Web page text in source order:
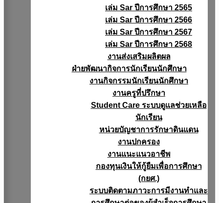
เล่ม Sar ปีการศึกษา 2565
เล่ม Sar ปีการศึกษา 2566
เล่ม Sar ปีการศึกษา 2567
เล่ม Sar ปีการศึกษา 2568
งานส่งเสริมผลิตผล
ฝ่ายพัฒนากิจการนักเรียนนักศึกษา
งานกิจกรรมนักเรียนนักศึกษา
งานครูที่ปรึกษา
Student Care ระบบดูแลช่วยเหลือ
นักเรียน
หน่วยบัญชาการรักษาดินแดน
งานปกครอง
งานแนะแนวอาชีพ
กองทุนเงินให้กู้ยืมเพื่อการศึกษา
(กยศ.)
ระบบติดตามภาวะการมีงานทำและ